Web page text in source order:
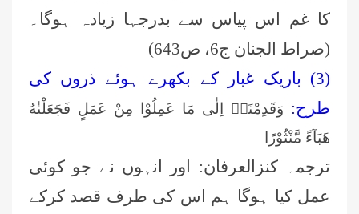
‏کا غم اس پیاس سے بدرجہا زیادہ ہوگا۔
‏(صراط الجنان ج6، ص643) ‏
(3) باریک غبار کے بکھرے ہوئے ذروں کی
طرح: وَقَدِمْنَاۤ اِلٰى مَا عَمِلُوْا مِنْ عَمَلٍ فَجَعَلْنٰهُ
هَبَآءً مَّنْثُوْرًا
ترجمہ کنزالعرفان:‏ اور انہوں نے جو کوئی
عمل کیا ہوگا ہم اس کی طرف قصد کرکے